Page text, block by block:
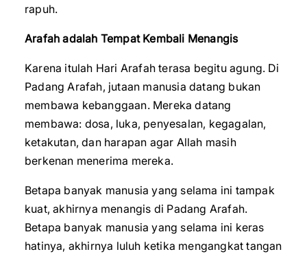
rapuh.
Arafah adalah Tempat Kembali Menangis
Karena itulah Hari Arafah terasa begitu agung. Di
Padang Arafah, jutaan manusia datang bukan
membawa kebanggaan. Mereka datang
membawa: dosa, luka, penyesalan, kegagalan,
ketakutan, dan harapan agar Allah masih
berkenan menerima mereka.
Betapa banyak manusia yang selama ini tampak
kuat, akhirnya menangis di Padang Arafah.
Betapa banyak manusia yang selama ini keras
hatinya, akhirnya luluh ketika mengangkat tangan